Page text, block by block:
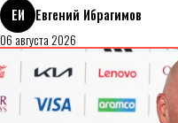
ЕИ
Евгений Ибрагимов
06 августа 2026